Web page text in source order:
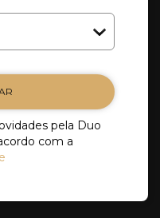
pela Duo
com a